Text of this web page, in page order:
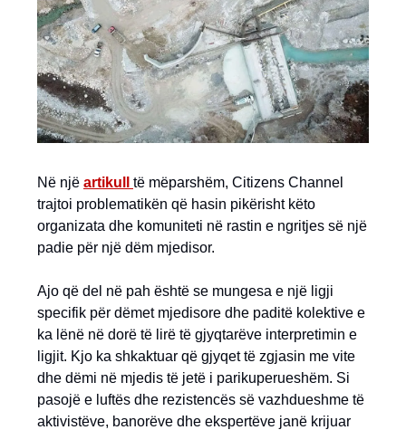
Në një artikull të mëparshëm, Citizens Channel
trajtoi problematikën që hasin pikërisht këto
organizata dhe komuniteti në rastin e ngritjes së një
padie për një dëm mjedisor.
Ajo që del në pah është se mungesa e një ligji
specifik për dëmet mjedisore dhe paditë kolektive e
ka lënë në dorë të lirë të gjyqtarëve interpretimin e
ligjit. Kjo ka shkaktuar që gjyqet të zgjasin me vite
dhe dëmi në mjedis të jetë i parikuperueshëm. Si
pasojë e luftës dhe rezistencës së vazhdueshme të
aktivistëve, banorëve dhe ekspertëve janë krijuar